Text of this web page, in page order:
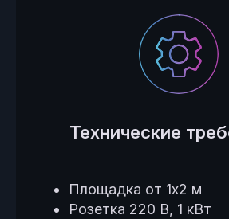
Технические
Площадка от 1х2 м
Розетка 220 В, 1 кВт